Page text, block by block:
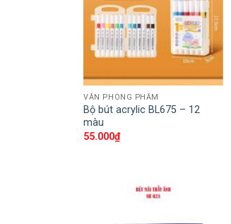
VĂN PHÒNG PHẨM
Bộ bút acrylic BL675 – 12
màu
55.000₫